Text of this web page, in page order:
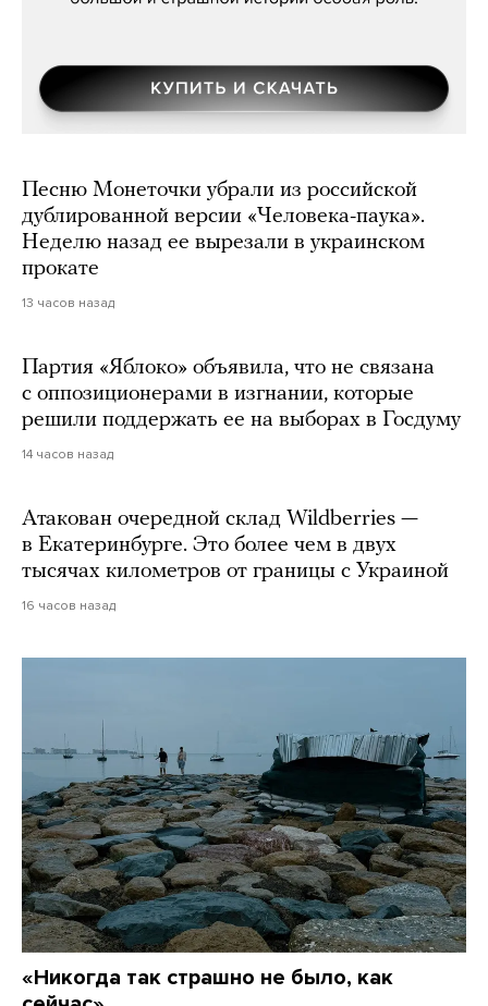
Песню Монеточки убрали из российской
дублированной версии «Человека-паука».
Неделю назад ее вырезали в украинском
прокате
13 часов назад
Партия «Яблоко» объявила, что не связана
с оппозиционерами в изгнании, которые
решили поддержать ее на выборах в Госдуму
14 часов назад
Атакован очередной склад Wildberries —
в Екатеринбурге. Это более чем в двух
тысячах километров от границы с Украиной
16 часов назад
«Никогда так страшно не было, как